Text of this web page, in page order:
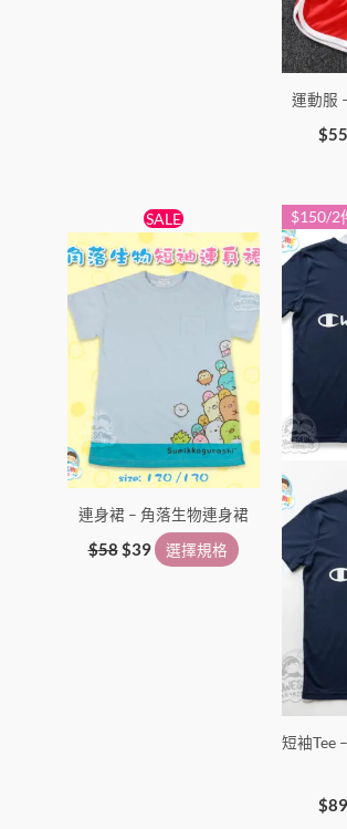
運動服
$55
SALE
連身裙 – 角落生物連身裙
$58
始
價
格：
$58。
$39
目
前
價
格：
$39。
選擇規格
產
品
有
多
款
式。
可
在
產
品
頁
$150/2
短袖Tee
$89